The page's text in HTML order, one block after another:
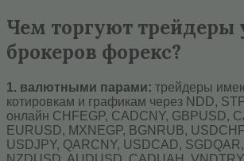
Чем торгуют трейдеры
брокеров форекс?
1. валютными парами: трейдеры
котировкам и графикам через NDD,
онлайн CHFEGP, CADCNY, GBPUSD,
EURUSD, MXNEGP, BGNRUB,
USDJPY, QARCNY, USDCAD,